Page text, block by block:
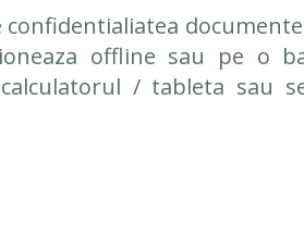
confidentialiatea
offline sau pe o
/ tableta sau